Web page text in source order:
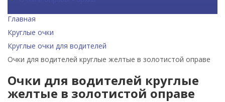
Главная
Круглые очки
Круглые очки для водителей
Очки для водителей круглые желтые в золотистой оправе
Очки для водителей круглые
желтые в золотистой оправе